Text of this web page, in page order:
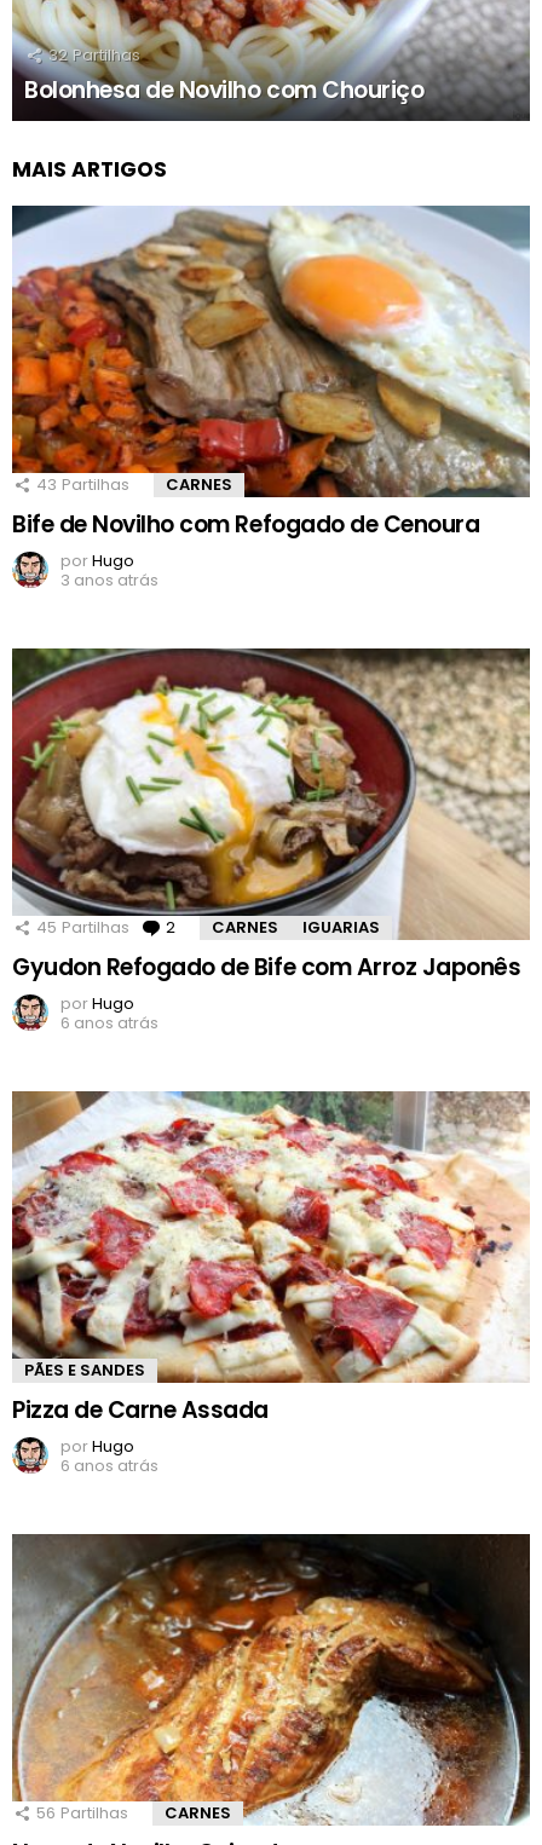
32 Partilhas
Bolonhesa de Novilho com Chouriço
MAIS ARTIGOS
43 Partilhas CARNES
Bife de Novilho com Refogado de Cenoura
porHugo
3 anos atrás
45 Partilhas 2 Comentários
CARNES IGUARIAS
Gyudon Refogado de Bife com Arroz Japonês
porHugo
6 anos atrás
PÃES E SANDES
Pizza de Carne Assada
porHugo
6 anos atrás
56 Partilhas CARNES